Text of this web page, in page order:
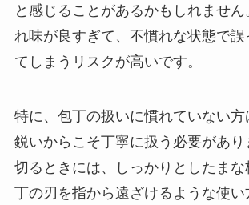
と感じることがあるかもしれませ
れ味が良すぎて、不慣れな状態で誤
てしまうリスクが高いです。
特に、包丁の扱いに慣れていない
鋭いからこそ丁寧に扱う必要があり
切るときには、しっかりとしたま
丁の刃を指から遠ざけるような使い